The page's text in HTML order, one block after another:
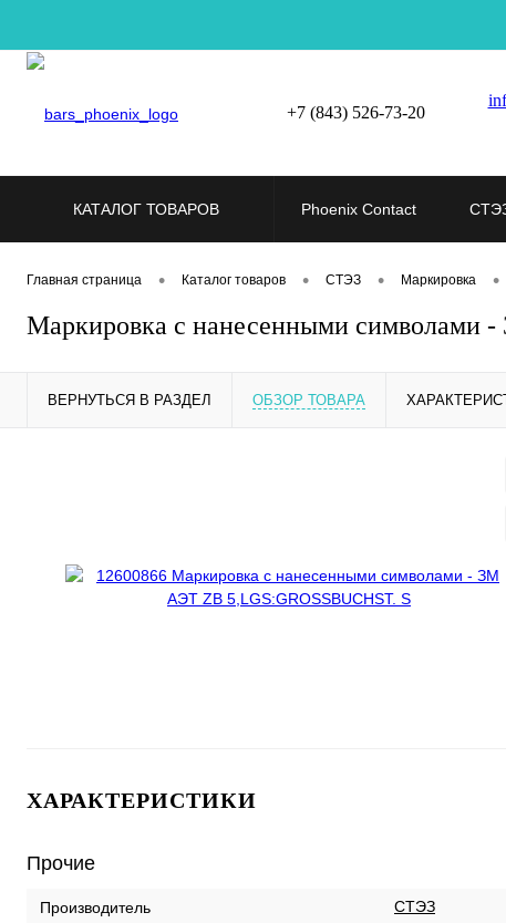
+7 (843) 526-73-20
КАТАЛОГ ТОВАРОВ Phoenix Contact
Главная страница • Каталог товаров • СТЭЗ • Маркировка •
Маркировка с нанесенными символами
ВЕРНУТЬСЯ В РАЗДЕЛ ОБЗОР ТОВАРА
ХАРАКТЕРИСТИКИ
Прочие
Производитель СТЭЗ